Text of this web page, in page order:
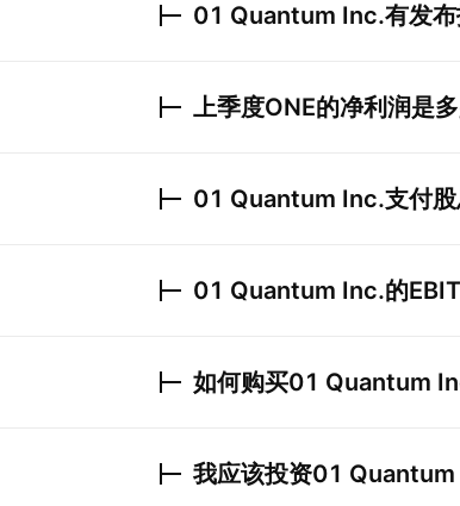
01 Quantum Inc.有发
上季度ONE的净利润是
01 Quantum Inc.支付
01 Quantum Inc.的
如何购买01 Quantum
我应该投资01